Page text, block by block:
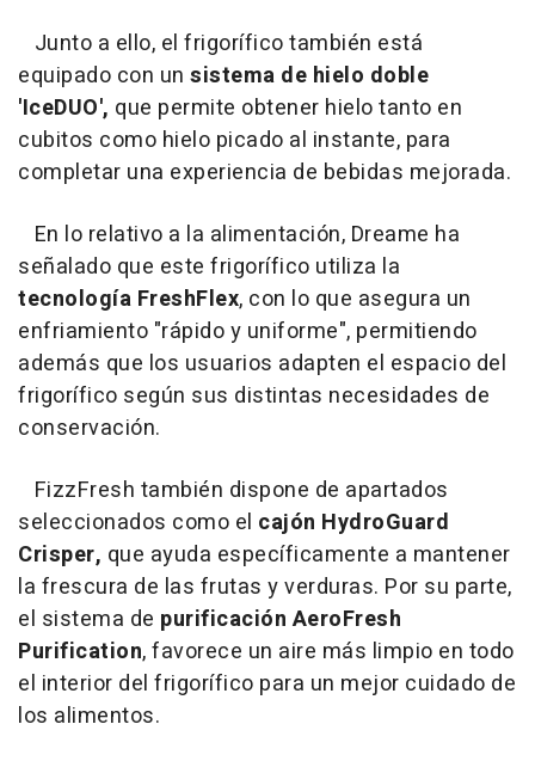
Junto a ello, el frigorífico también está
equipado con un sistema de hielo doble
'IceDUO', que permite obtener hielo tanto en
cubitos como hielo picado al instante, para
completar una experiencia de bebidas mejorada.
En lo relativo a la alimentación, Dreame ha
señalado que este frigorífico utiliza la
tecnología FreshFlex, con lo que asegura un
enfriamiento "rápido y uniforme", permitiendo
además que los usuarios adapten el espacio del
frigorífico según sus distintas necesidades de
conservación.
FizzFresh también dispone de apartados
seleccionados como el cajón HydroGuard
Crisper, que ayuda específicamente a mantener
la frescura de las frutas y verduras. Por su parte,
el sistema de purificación AeroFresh
Purification, favorece un aire más limpio en todo
el interior del frigorífico para un mejor cuidado de
los alimentos.